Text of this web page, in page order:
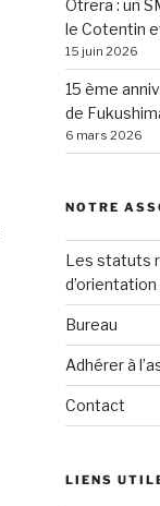
Otrera : un
le Cotentin
15 juin 2026
15 ème
de
6 mars 2026
NOTRE
Les statuts
Bureau
Adhérer à
Contact
LIENS